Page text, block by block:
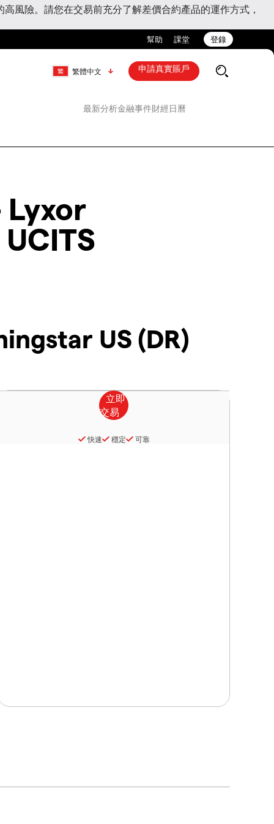
風險。請您在交易前充分了解差價合約產品的運作方式，
幫助 課堂 登錄
繁體中文 申請真實賬戶
最新分析金融事件財經日曆
US (DR)
快速 穩定 可靠